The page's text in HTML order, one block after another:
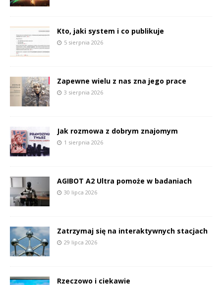
Kto, jaki system i co publikuje
5 sierpnia 2026
Zapewne wielu z nas zna jego prace
3 sierpnia 2026
Jak rozmowa z dobrym znajomym
1 sierpnia 2026
AGIBOT A2 Ultra pomoże w badaniach
30 lipca 2026
Zatrzymaj się na interaktywnych stacjach
29 lipca 2026
Rzeczowo i ciekawie